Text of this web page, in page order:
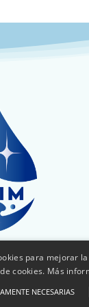
para mejorar
cookies. Más
NECESARIAS